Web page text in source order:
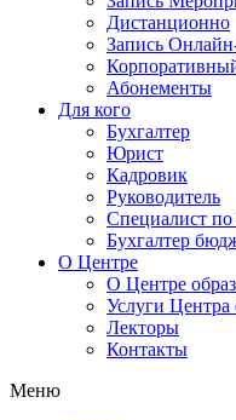
Дистанционно
Запись
Абонементы
Для кого
Бухгалтер
Юрист
Кадровик
Руководитель
Специалист по
Бухгалтер
О Центре
О Центре
Услуги Центра
Лекторы
Контакты
Меню